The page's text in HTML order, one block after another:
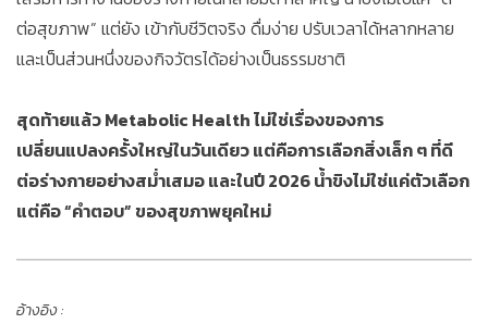
ต่อสุขภาพ” แต่ยัง เข้ากับชีวิตจริง ดื่มง่าย ปรับเวลาได้หลากหลาย
และเป็นส่วนหนึ่งของกิจวัตรได้อย่างเป็นธรรมชาติ
สุดท้ายแล้ว Metabolic Health ไม่ใช่เรื่องของการ
เปลี่ยนแปลงครั้งใหญ่ในวันเดียว แต่คือการเลือกสิ่งเล็ก ๆ ที่ดี
ต่อร่างกายอย่างสม่ำเสมอ และในปี 2026 น้ำขิงไม่ใช่แค่ตัวเลือก
แต่คือ “คำตอบ” ของสุขภาพยุคใหม่
อ้างอิง :